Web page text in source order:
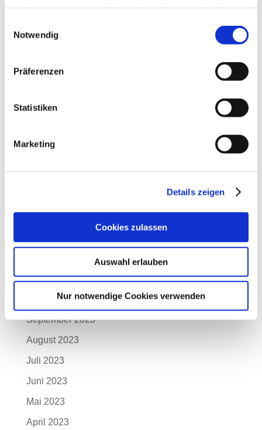
Notwendig
Präferenzen
Statistiken
Marketing
Details zeigen
Cookies zulassen
Auswahl erlauben
Nur notwendige Cookies verwenden
Dezember 2024
November 2024
September 2024
Juli 2024
November 2023
Oktober 2023
September 2023
August 2023
Juli 2023
Juni 2023
Mai 2023
April 2023